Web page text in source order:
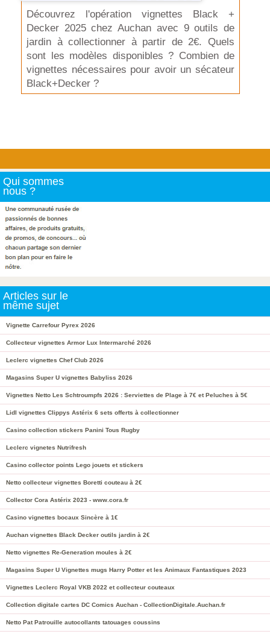
Découvrez l'opération vignettes Black +
Decker 2025 chez Auchan avec 9 outils de
jardin à collectionner à partir de 2€. Quels
sont les modèles disponibles ? Combien de
vignettes nécessaires pour avoir un sécateur
Black+Decker ?
Qui sommes
nous ?
Articles sur le
même sujet
Vignette Carrefour Pyrex 2026
Collecteur vignettes Armor Lux Intermarché 2026
Leclerc vignettes Chef Club 2026
Magasins Super U vignettes Babyliss 2026
Vignettes Netto Les Schtroumpfs 2026 : Serviettes de Plage à 7€ et Peluches à 5€
Lidl vignettes Clippys Astérix 6 sets offerts à collectionner
Casino collection stickers Panini Tous Rugby
Leclerc vignetes Nutrifresh
Casino collector points Lego jouets et stickers
Netto collecteur vignettes Boretti couteau à 2€
Collector Cora Astérix 2023 - www.cora.fr
Casino vignettes bocaux Sincère à 1€
Auchan vignettes Black Decker outils jardin à 2€
Netto vignettes Re-Generation moules à 2€
Magasins Super U Vignettes mugs Harry Potter et les Animaux Fantastiques 2023
Vignettes Leclerc Royal VKB 2022 et collecteur couteaux
Collection digitale cartes DC Comics Auchan - CollectionDigitale.Auchan.fr
Netto Pat Patrouille autocollants tatouages coussins